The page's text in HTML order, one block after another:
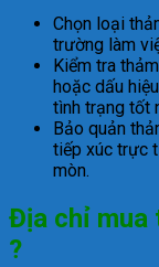
Chọn loại
trường l àm vi
Kiểm tra thảm
hoặc dấu
tình trạng tốt
Bảo quản
tiếp xúc trực
mòn.
Địa chỉ mua
?